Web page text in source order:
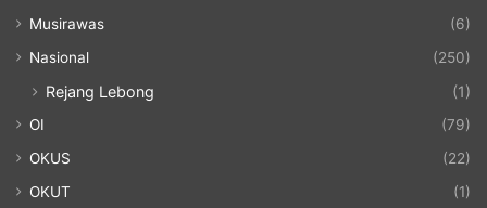
Musirawas
(6)
Nasional
(250)
Rejang Lebong (1)
OI
(79)
OKUS
(22)
OKUT
(1)